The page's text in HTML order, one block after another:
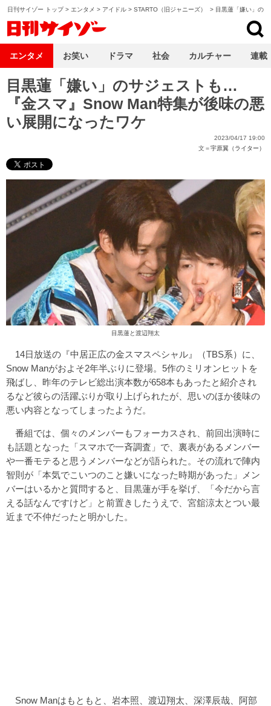
日刊サイゾー トップ> エンタメ > アイドル > STARTO（旧ジャニーズ） > 目黒蓮「嫌い」の
目黒蓮「嫌い」のサジェストも…
『金スマ』Snow Man特集が後味の悪
い展開になったワケ
2023/04/17 19:00
文＝宇原翼（ライター）
目黒蓮と渡辺翔太
14日放送の『中居正広の金スマスペシャル』（TBS系）に、
Snow Manがおよそ2年半ぶりに登場。5作のミリオンヒットを
飛ばし、昨年のテレビ総出演本数が658本もあったと紹介され
るなど彼らの活躍ぶりが取り上げられたが、思いのほか後味の
悪い内容となってしまったようだ。
番組では、個々のメンバーもフォーカスされ、前回出演時に
も話題となった「スマホで一斉調査」で、裏表があるメンバー
や一番モテると思うメンバーなどが語られた。その流れで陣内
智則が「本気でこいつのこと嫌いになった時期があった」メン
バーはいるかと質問すると、目黒蓮が手を挙げ、「今だから言
える話なんですけど」と前置きしたうえで、宮舘涼太とつい最
近まで不仲だったと明かした。
Snow Manはもともと、岩本照、渡辺翔太、深澤辰哉、阿部
エンタメ お笑い ドラマ 社会 カルチャー 連載